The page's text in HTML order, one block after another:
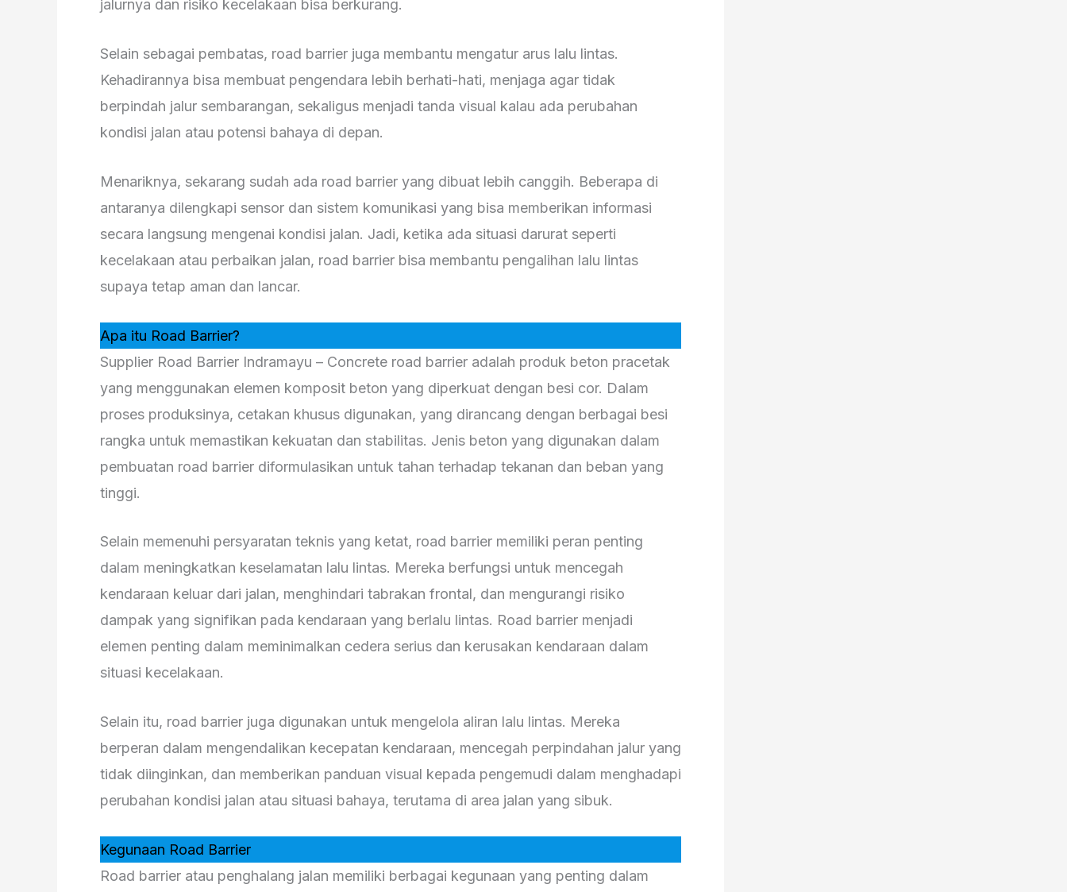
jalurnya dan risiko kecelakaan bisa berkurang.
Selain sebagai pembatas, road barrier juga membantu mengatur arus lalu lintas.
Kehadirannya bisa membuat pengendara lebih berhati-hati, menjaga agar tidak
berpindah jalur sembarangan, sekaligus menjadi tanda visual kalau ada perubahan
kondisi jalan atau potensi bahaya di depan.
Menariknya, sekarang sudah ada road barrier yang dibuat lebih canggih. Beberapa di
antaranya dilengkapi sensor dan sistem komunikasi yang bisa memberikan informasi
secara langsung mengenai kondisi jalan. Jadi, ketika ada situasi darurat seperti
kecelakaan atau perbaikan jalan, road barrier bisa membantu pengalihan lalu lintas
supaya tetap aman dan lancar.
Apa itu Road Barrier?
Supplier Road Barrier Indramayu – Concrete road barrier adalah produk beton pracetak
yang menggunakan elemen komposit beton yang diperkuat dengan besi cor. Dalam
proses produksinya, cetakan khusus digunakan, yang dirancang dengan berbagai besi
rangka untuk memastikan kekuatan dan stabilitas. Jenis beton yang digunakan dalam
pembuatan road barrier diformulasikan untuk tahan terhadap tekanan dan beban yang
tinggi.
Selain memenuhi persyaratan teknis yang ketat, road barrier memiliki peran penting
dalam meningkatkan keselamatan lalu lintas. Mereka berfungsi untuk mencegah
kendaraan keluar dari jalan, menghindari tabrakan frontal, dan mengurangi risiko
dampak yang signifikan pada kendaraan yang berlalu lintas. Road barrier menjadi
elemen penting dalam meminimalkan cedera serius dan kerusakan kendaraan dalam
situasi kecelakaan.
Selain itu, road barrier juga digunakan untuk mengelola aliran lalu lintas. Mereka
berperan dalam mengendalikan kecepatan kendaraan, mencegah perpindahan jalur yang
tidak diinginkan, dan memberikan panduan visual kepada pengemudi dalam menghadapi
perubahan kondisi jalan atau situasi bahaya, terutama di area jalan yang sibuk.
Kegunaan Road Barrier
Road barrier atau penghalang jalan memiliki berbagai kegunaan yang penting dalam